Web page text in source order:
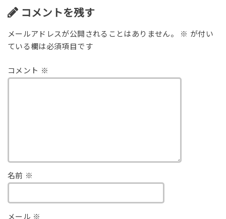
コメントを残す
メールアドレスが公開されることはありません。 ※ が付い
ている欄は必須項目です
コメント ※
名前 ※
メール ※